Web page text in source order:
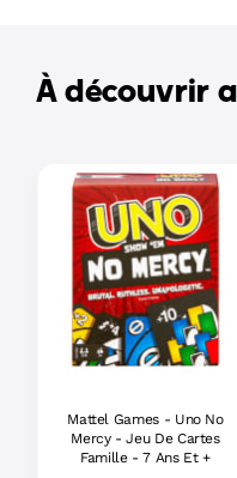
À découvrir
Mattel Games - Uno No
Mercy - Jeu De Cartes
Famille - 7 Ans Et +